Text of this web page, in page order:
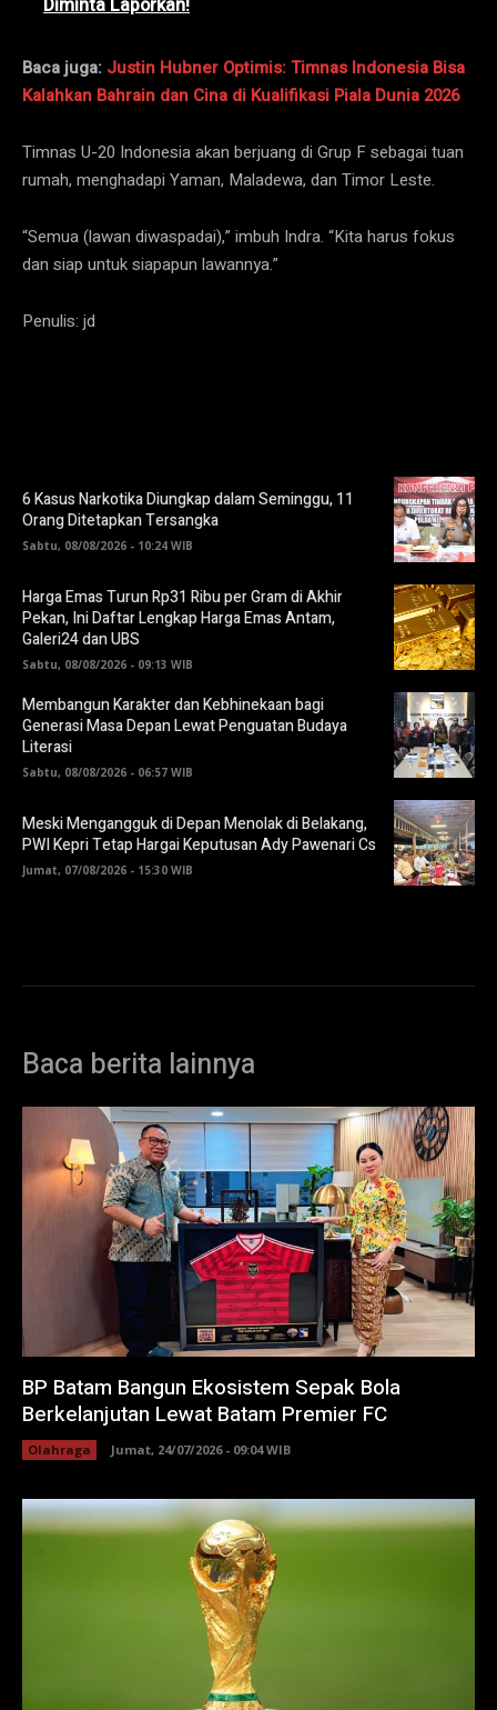
Baca juga: Justin Hubner Optimis: Timnas Indonesia Bisa
Kalahkan Bahrain dan Cina di Kualifikasi Piala Dunia 2026
Timnas U-20 Indonesia akan berjuang di Grup F sebagai tuan
rumah, menghadapi Yaman, Maladewa, dan Timor Leste.
“Semua (lawan diwaspadai),” imbuh Indra. “Kita harus fokus
dan siap untuk siapapun lawannya.”
Penulis: jd
6 Kasus Narkotika Diungkap dalam Seminggu, 11
Orang Ditetapkan Tersangka
Sabtu, 08/08/2026 - 10:24 WIB
Harga Emas Turun Rp31 Ribu per Gram di Akhir
Pekan, Ini Daftar Lengkap Harga Emas Antam,
Galeri24 dan UBS
Sabtu, 08/08/2026 - 09:13 WIB
Membangun Karakter dan Kebhinekaan bagi
Generasi Masa Depan Lewat Penguatan Budaya
Literasi
Sabtu, 08/08/2026 - 06:57 WIB
Meski Mengangguk di Depan Menolak di Belakang,
PWI Kepri Tetap Hargai Keputusan Ady Pawenari Cs
Jumat, 07/08/2026 - 15:30 WIB
Baca berita lainnya
BP Batam Bangun Ekosistem Sepak Bola
Berkelanjutan Lewat Batam Premier FC
Olahraga Jumat, 24/07/2026 - 09:04 WIB